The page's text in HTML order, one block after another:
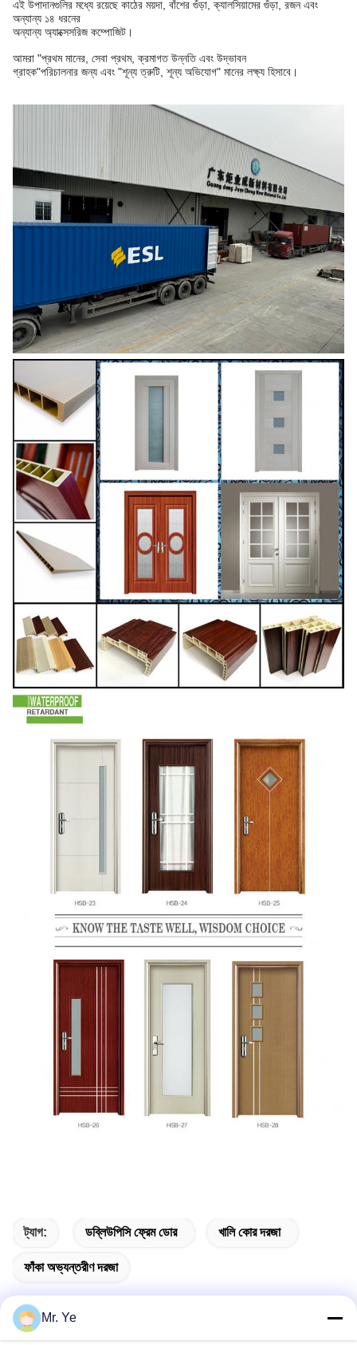
এই উপাদানগুলির মধ্যে রয়েছে কাঠের ময়দা, বাঁশের গুঁড়া, ক্যালসিয়ামের গুঁড়া, রজন এবং
অন্যান্য ১৪ ধরনের
অন্যান্য অ্যাক্সেসরিজ কম্পোজিট।
আমরা "প্রথম মানের, সেবা প্রথম, ক্রমাগত উন্নতি এবং উদ্ভাবন
গ্রাহক"পরিচালনার জন্য এবং "শূন্য ত্রুটি, শূন্য অভিযোগ" মানের লক্ষ্য হিসাবে।
ট্যাগ: ডব্লিউপিসি ফ্রেম ডোর খালি কোর দরজা
ফাঁকা অভ্যন্তরীণ দরজা
Mr. Ye